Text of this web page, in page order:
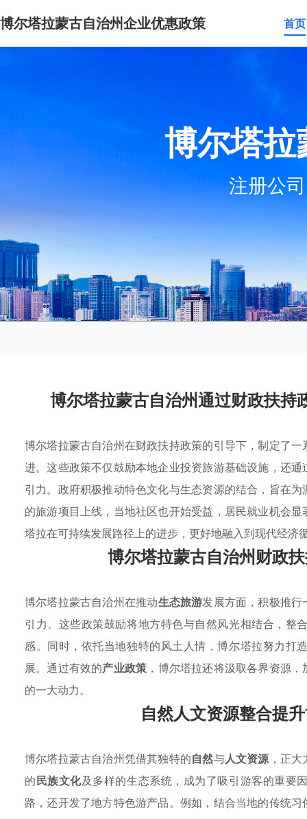
博尔塔拉蒙古自治州企业优惠政策 首页
博尔塔
注册公
博尔塔拉蒙古自治州通过财政扶持
博尔塔拉蒙古自治州在财政扶持政策的引导下，制定了一
进。这些政策不仅鼓励本地企业投资旅游基础设施，还通
引力。政府积极推动特色文化与生态资源的结合，旨在
的旅游项目上线，当地社区也开始受益，居民就业机会
塔拉在可持续发展路径上的进步，更好地融入到现代经济
博尔塔拉蒙古自治州财政
博尔塔拉蒙古自治州在推动生态旅游发展方面，积极推行
引力。这些政策鼓励将地方特色与自然风光相结合，整
感。同时，依托当地独特的风土人情，博尔塔拉努力打
展。通过有效的产业政策 ，博尔塔拉还将汲取各界资源
的一大动力。
自然人文资源整合提
博尔塔拉蒙古自治州凭借其独特的自然与人文资源，正大
的民族文化及多样的生态系统，成为了吸引游客的重要
路，还开发了地方特色游产品。例如，结合当地的传统